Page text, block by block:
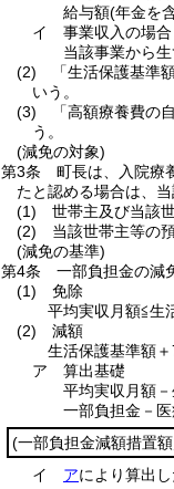
給与額(年金を
イ
事業収入の場合
当該事業から
(2)
「生活保護基準
いう。
(3)
「高額療養費の
う。
(減免の対象)
第3条
町長は、入院療
たと認める場合は、
(1)
世帯主及び当該
(2)
当該世帯主等の
(減免の基準)
第4条
一部負担金の減
(1)
免除
平均実収月額≦生
(2)
減額
生活保護基準額
ア
算出基礎
平均実収月額
一部負担金－
(一部負担金減額措置
イ
アにより算出